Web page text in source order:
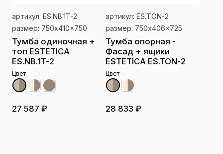
артикул: ES.NB.1T-2
размер: 750x410x750
Тумба одиночная +
топ ESTETICA
ES.NB.1T-2
Цвет
27 587 ₽
артикул: ES.TON-2
размер: 750x406x725
Тумба опорная -
Фасад + ящики
ESTETICA ES.TON-2
Цвет
28 833 ₽